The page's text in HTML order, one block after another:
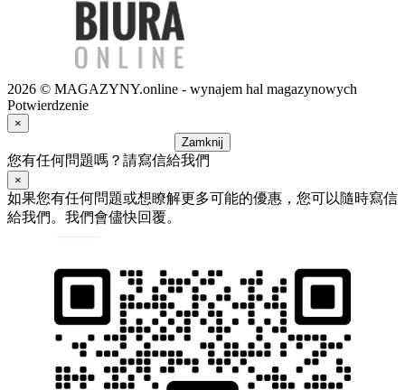
2026 © MAGAZYNY.online - wynajem hal magazynowych
Potwierdzenie
×
Zamknij
您有任何問題嗎？請寫信給我們
×
如果您有任何問題或想瞭解更多可能的優惠，您可以隨時寫信
給我們。我們會儘快回覆。